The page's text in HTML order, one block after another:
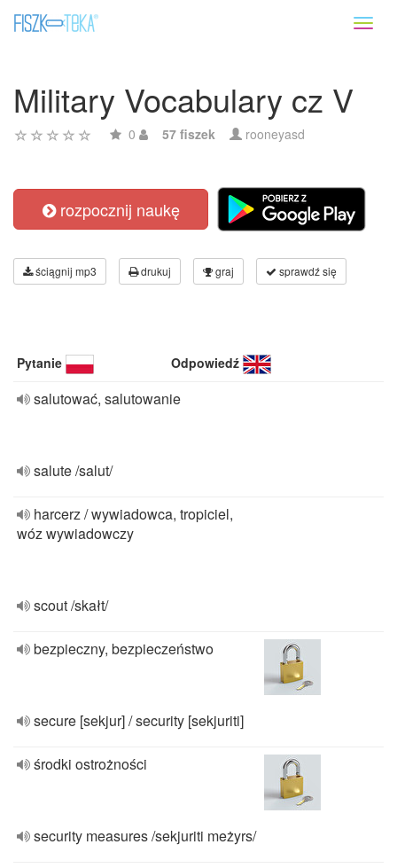
Military Vocabulary cz V
0 57 fiszek rooneyasd
rozpocznij naukę
ściągnij mp3 drukuj graj sprawdź się
Pytanie Odpowiedź
salutować, salutowanie
salute /salut/
harcerz / wywiadowca, tropiciel,
wóz wywiadowczy
scout /skałt/
bezpieczny, bezpieczeństwo
secure [sekjur] / security [sekjuriti]
środki ostrożności
security measures /sekjuriti meżyrs/